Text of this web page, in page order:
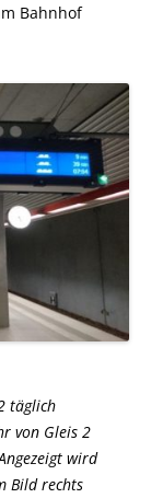
Bahnhof
täglich
von Gleis 2
wird
Bild rechts